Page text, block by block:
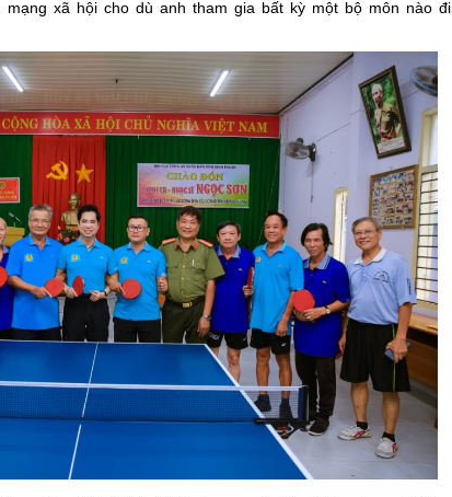
xã hội cho dù anh tham gia bất kỳ một bộ môn nào đi